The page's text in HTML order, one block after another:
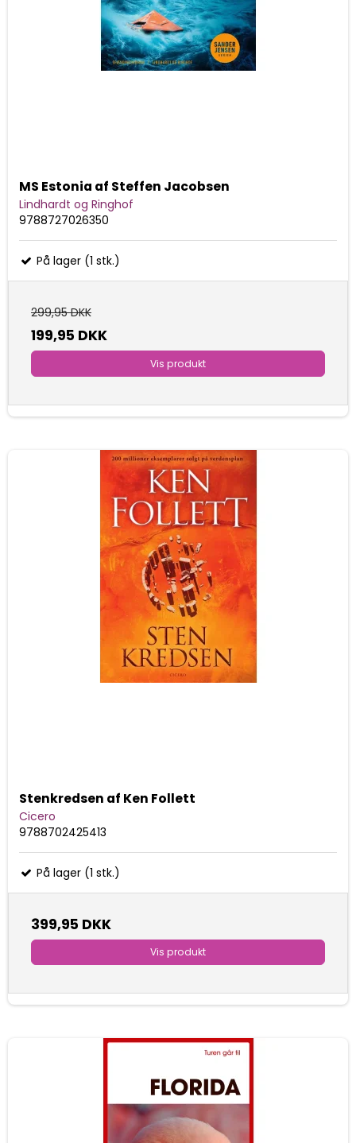
MS Estonia af Steffen Jacobsen
Lindhardt og Ringhof
9788727026350
På lager (1 stk.)
299,95 DKK
199,95 DKK
Vis produkt
Stenkredsen af Ken Follett
Cicero
9788702425413
På lager (1 stk.)
399,95 DKK
Vis produkt